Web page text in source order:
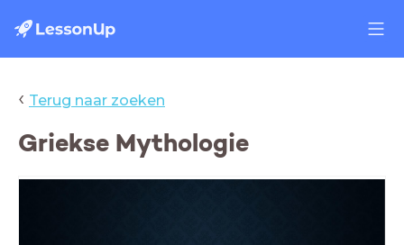
‹ Terug naar zoeken
Griekse Mythologie